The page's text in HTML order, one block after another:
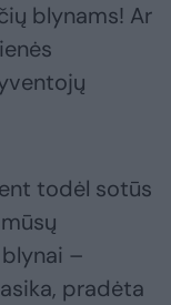
blynams! Ar
todėl sotūs
–
pradėta